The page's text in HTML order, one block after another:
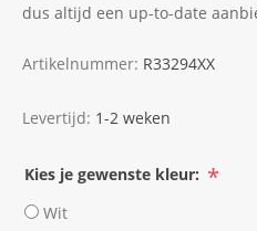
dus altijd een up-to-date
Artikelnummer: R33294XX
Levertijd: 1-2 weken
Kies je gewenste kleur: *
Wit